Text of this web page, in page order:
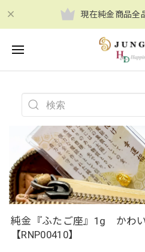
現在純金商品全
純金『ふたご座』1g かわい
【RNP00410】